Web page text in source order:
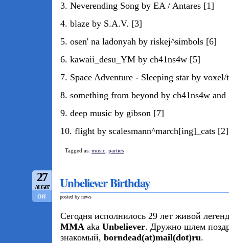
3. Neverending Song by EA / Antares [1]
4. blaze by S.A.V. [3]
5. osen' na ladonyah by riskej^simbols [6]
6. kawaii_desu_YM by ch41ns4w [5]
7. Space Adventure - Sleeping star by
8. something from beyond by ch41ns4w
9. deep music by gibson [7]
10. flight by scalesmann^march[ing]_cats [2]
Tagged as: music parties
27
AUG/07
Off
Unbeliever Birthday
posted by news
Сегодня исполнилось 29 лет живой
MMA aka Unbeliever. Дружно шлем
знакомый, borndead(at)mail(dot)ru.